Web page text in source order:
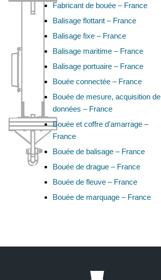
Fabricant de bouée – France
Balisage flottant – France
Balisage fixe – France
Balisage maritime – France
Balisage portuaire – France
Bouée connectée – France
Bouée de mesure, acquisition de
données – France
Bouée et coffre d’amarrage –
France
Bouée de balisage – France
Bouée de drague – France
Bouée de fleuve – France
Bouée de marquage – France